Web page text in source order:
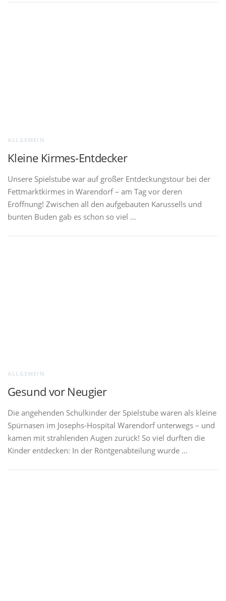
ALLGEMEIN
Kleine Kirmes-Entdecker
Unsere Spielstube war auf großer Entdeckungstour bei der
Fettmarktkirmes in Warendorf – am Tag vor deren
Eröffnung! Zwischen all den aufgebauten Karussells und
bunten Buden gab es schon so viel …
ALLGEMEIN
Gesund vor Neugier
Die angehenden Schulkinder der Spielstube waren als kleine
Spürnasen im Josephs-Hospital Warendorf unterwegs – und
kamen mit strahlenden Augen zurück! So viel durften die
Kinder entdecken: In der Röntgenabteilung wurde …